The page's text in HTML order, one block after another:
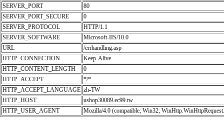
SERVER_PORT
80
SERVER_PORT_SECURE
0
SERVER_PROTOCOL
HTTP/1.1
SERVER_SOFTWARE
Microsoft-IIS/10.0
URL
/errhandling.asp
HTTP_CONNECTION
Keep-Alive
HTTP_CONTENT_LENGTH
0
HTTP_ACCEPT
*/*
HTTP_ACCEPT_LANGUAGE zh-TW
HTTP_HOST
ushop30089.ec99.tw
HTTP_USER_AGENT
Mozilla/4.0 (compatible; Win32;